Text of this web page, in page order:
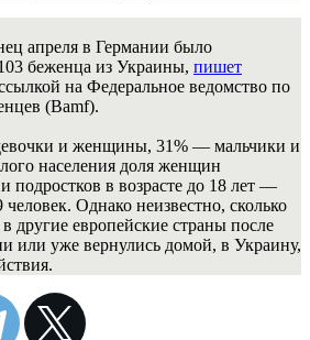
апреля в Германии было
беженца из Украины, пишет
на Федеральное ведомство по
(Bamf).
и женщины, 31% — мальчики и
населения доля женщин
подростков в возрасте до 18 лет —
Однако неизвестно, сколько
другие европейские страны после
или уже вернулись домой, в Украину,